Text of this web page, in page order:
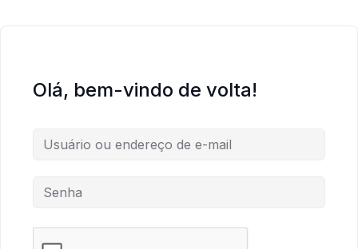
Olá, bem-vindo de volta!